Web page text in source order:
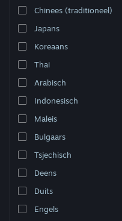
Taal wijzigen
Download de mobiele Steam-
Desktopwebsite weergeven
Chinees (traditioneel)
Japans
Koreaans
Thai
Arabisch
Indonesisch
Maleis
Bulgaars
Tsjechisch
Deens
Duits
Engels
0 resultaten komen overeen met
uitgesloten op basis van je